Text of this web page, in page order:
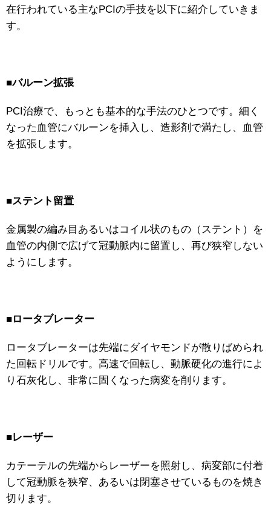
在行われている主なPCIの手技を以下に紹介していきま
す。
■バルーン拡張
PCI治療で、もっとも基本的な手法のひとつです。細く
なった血管にバルーンを挿入し、造影剤で満たし、血管
を拡張します。
■ステント留置
金属製の編み目あるいはコイル状のもの（ステント）を
血管の内側で広げて冠動脈内に留置し、再び狭窄しない
ようにします。
■ロータブレーター
ロータブレーターは先端にダイヤモンドが散りばめられ
た回転ドリルです。高速で回転し、動脈硬化の進行によ
り石灰化し、非常に固くなった病変を削ります。
■レーザー
カテーテルの先端からレーザーを照射し、病変部に付着
して冠動脈を狭窄、あるいは閉塞させているものを焼き
切ります。